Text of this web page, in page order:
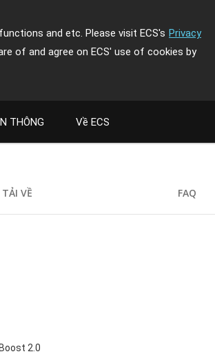
and etc. Please visit ECS's Privacy
of and agree on ECS' use of cookies by
THÔNG Về ECS
TẢI VỀ FAQ
2.0